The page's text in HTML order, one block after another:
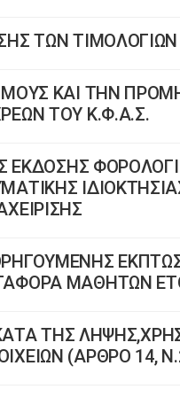
ΤΩΝ
ΚΑΙ ΤΗΝ
ΤΟΥ Κ.Φ.Α.Σ.
ΕΚΔΟΣΗΣ
ΜΑΘΗΤΩΝ
ΤΗΣ
(ΑΡΘΡΟ 14,